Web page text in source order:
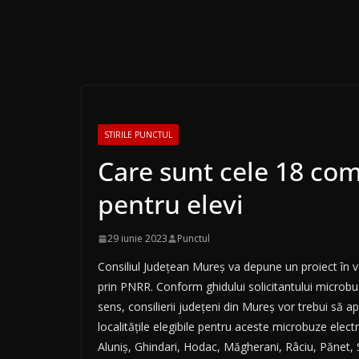
STIRILE PUNCTUL
Care sunt cele 18
pentru elevi
29 iunie 2023 Punctul
Consiliul Județean Mureș va depune un proiect
prin PNRR. Conform ghidului solicitantului
sens, consilierii județeni din Mureș vor trebui să
localitățile elegibile pentru aceste microbuze
Aluniș, Ghindari, Hodac, Măgherani, Râciu, Pănet,